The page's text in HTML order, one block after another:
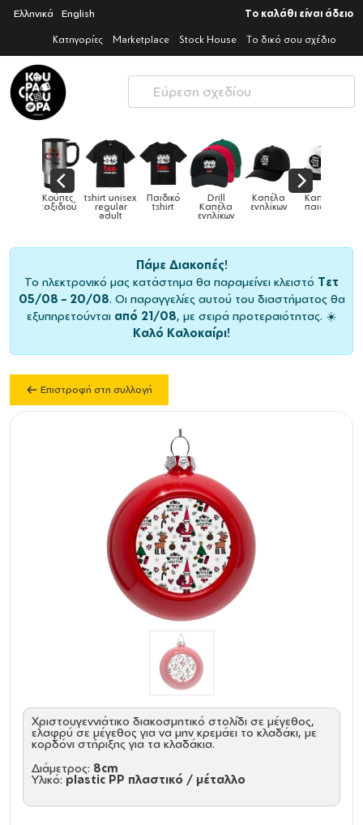
Ελληνικά English Το καλάθι είναι άδειο
Κατηγορίες Marketplace Stock House Το δικό σου σχέδιο
Drill
Καπέλα
Καπέλα
ενηλίκων
Καπέλα
παιδικά Κούπες Κούπες
ειδικές
Πάμε Διακοπές!
Το ηλεκτρονικό μας κατάστημα θα παραμείνει κλειστό Τετ
05/08 – 20/08. Οι παραγγελίες αυτού του διαστήματος θα
εξυπηρετούνται από 21/08, με σειρά προτεραιότητας. ☀️
Καλό Καλοκαίρι!
Επιστροφή στη συλλογή
Χριστουγεννιάτικο διακοσμητικό στολίδι σε μέγεθος,
ελαφρύ σε μέγεθος για να μην κρεμάει το κλαδάκι, με
κορδόνι στήριξης για τα κλαδάκια.
Διάμετρος: 8cm
Υλικό: plastic PP πλαστικό / μέταλλο